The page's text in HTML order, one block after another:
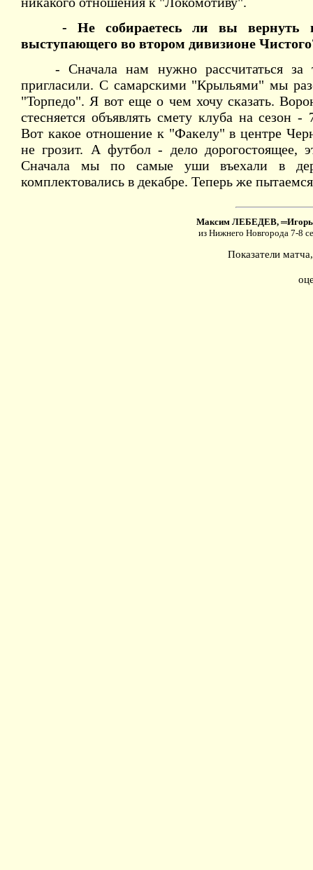
- Не собираетесь ли вы вернуть в
выступающего во втором дивизионе
- Сначала нам нужно рассчитаться за
пригласили. С самарскими "Крыльями" мы
"Торпедо". Я вот еще о чем хочу сказать.
стесняется объявлять смету клуба на сезон
Вот какое отношение к "Факелу" в центре
не грозит. А футбол - дело дорогостоящее,
Сначала мы по самые уши въехали в
комплектовались в декабре. Теперь же
Максим ЛЕБЕДЕВ,
из Нижнего Новгорода 7-8
Показатели